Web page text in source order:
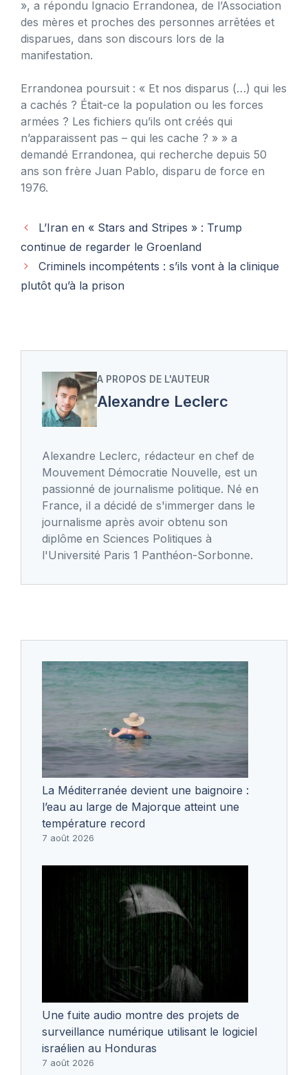
», a répondu Ignacio Errandonea, de l’Association
des mères et proches des personnes arrêtées et
disparues, dans son discours lors de la
manifestation.
Errandonea poursuit : « Et nos disparus (…) qui les
a cachés ? Était-ce la population ou les forces
armées ? Les fichiers qu’ils ont créés qui
n’apparaissent pas – qui les cache ? » » a
demandé Errandonea, qui recherche depuis 50
ans son frère Juan Pablo, disparu de force en
1976.
L’Iran en « Stars and Stripes » : Trump
continue de regarder le Groenland
Criminels incompétents : s’ils vont à la clinique
plutôt qu’à la prison
A PROPOS DE L'AUTEUR
Alexandre Leclerc
Alexandre Leclerc, rédacteur en chef de
Mouvement Démocratie Nouvelle, est un
passionné de journalisme politique. Né en
France, il a décidé de s'immerger dans le
journalisme après avoir obtenu son
diplôme en Sciences Politiques à
l'Université Paris 1 Panthéon-Sorbonne.
La Méditerranée devient une baignoire :
l’eau au large de Majorque atteint une
température record
7 août 2026
Une fuite audio montre des projets de
surveillance numérique utilisant le logiciel
israélien au Honduras
7 août 2026